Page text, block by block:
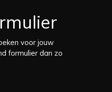
voor jouw
formulier dan zo